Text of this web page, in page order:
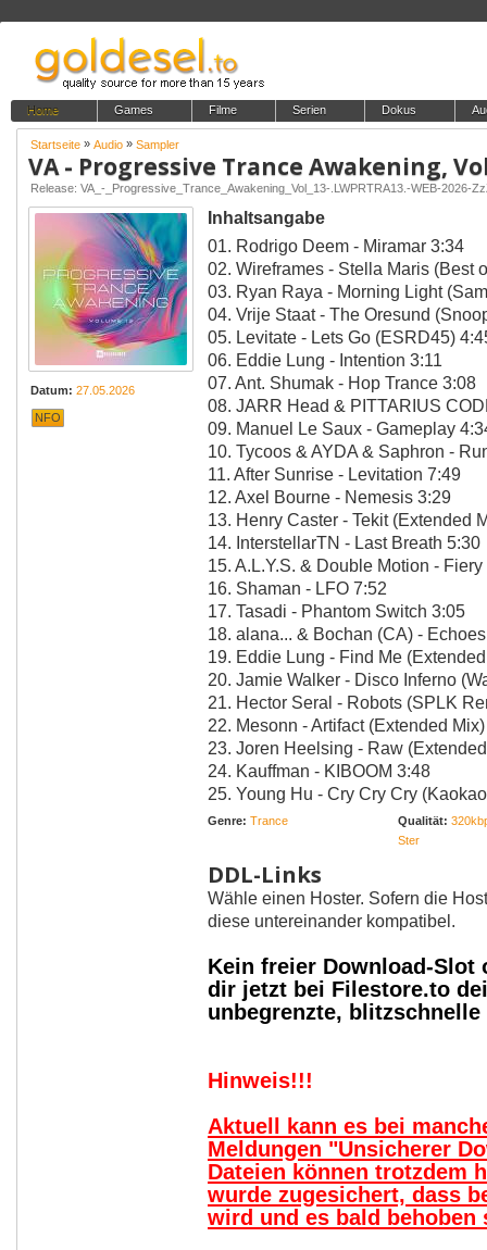
Home Games Filme Serien Dokus
Startseite » Audio » Sampler
VA - Progressive Trance Awakening,
Release: VA_-_Progressive_Trance_Awakening_Vol_13-.LWPRTRA13.-WEB-2026-
Datum: 27.05.2026
NFO
Inhaltsangabe
01. Rodrigo Deem - Miramar 3:34
02. Wireframes - Stella Maris (Best
03. Ryan Raya - Morning Light
04. Vrije Staat - The Oresund
05. Levitate - Lets Go (ESRD45)
06. Eddie Lung - Intention 3:11
07. Ant. Shumak - Hop Trance 3:08
08. JARR Head & PITTARIUS
09. Manuel Le Saux - Gameplay
10. Tycoos & AYDA & Saphron -
11. After Sunrise - Levitation 7:49
12. Axel Bourne - Nemesis 3:29
13. Henry Caster - Tekit (Extended
14. InterstellarTN - Last Breath 5:30
15. A.L.Y.S. & Double Motion -
16. Shaman - LFO 7:52
17. Tasadi - Phantom Switch 3:05
18. alana... & Bochan (CA) -
19. Eddie Lung - Find Me
20. Jamie Walker - Disco Inferno
21. Hector Seral - Robots (SPLK
22. Mesonn - Artifact (Extended
23. Joren Heelsing - Raw
24. Kauffman - KIBOOM 3:48
25. Young Hu - Cry Cry Cry
Genre: Trance Qualität:
Ster
DDL-Links
Wähle einen Hoster. Sofern die
diese untereinander kompatibel.
Kein freier Download-Slot
dir jetzt bei Filestore.to
unbegrenzte,
Hinweis!!!
Aktuell kann es bei
Meldungen "Unsicherer
Dateien können trotzdem
wurde zugesichert, dass
wird und es bald behoben